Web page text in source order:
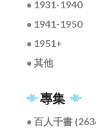
● 1931-1940
● 1941-1950
● 1951+
● 其他
專集
● 百人千書